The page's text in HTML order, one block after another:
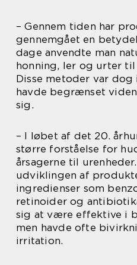
– Gennem tiden har
gennemgået en
dage anvendte man
honning, ler og urter til
Disse metoder var
havde begrænset
sig.
– I løbet af det 20.
større forståelse for
årsagerne til
udviklingen af
ingredienser som
retinoider og
sig at være effektive i
men havde ofte
irritation.